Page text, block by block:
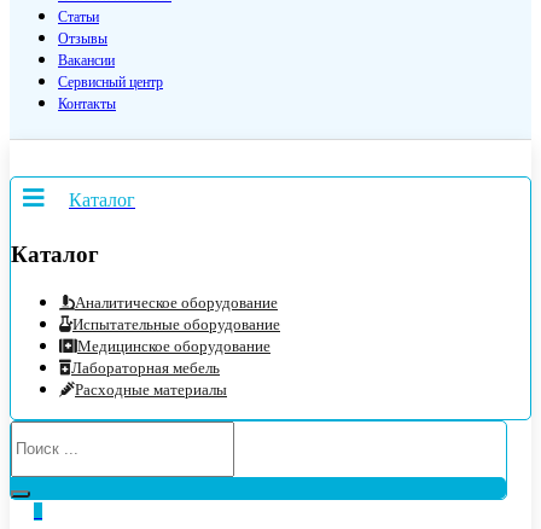
Статьи
Отзывы
Вакансии
Сервисный центр
Контакты
Каталог
Каталог
Аналитическое оборудование
Испытательные оборудование
Медицинское оборудование
Лабораторная мебель
Расходные материалы